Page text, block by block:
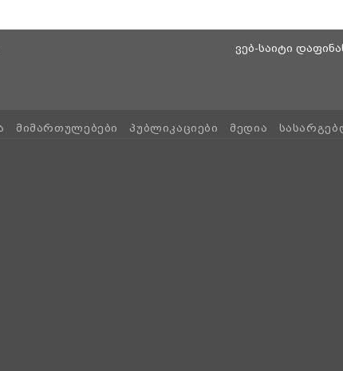
ვებ-საიტი
ᲛᲘᲛᲐᲠᲗᲣᲚᲔᲑᲔᲑᲘ ᲞᲣᲑᲚᲘᲙᲐᲪᲘᲔᲑᲘ ᲛᲔᲓᲘᲐ